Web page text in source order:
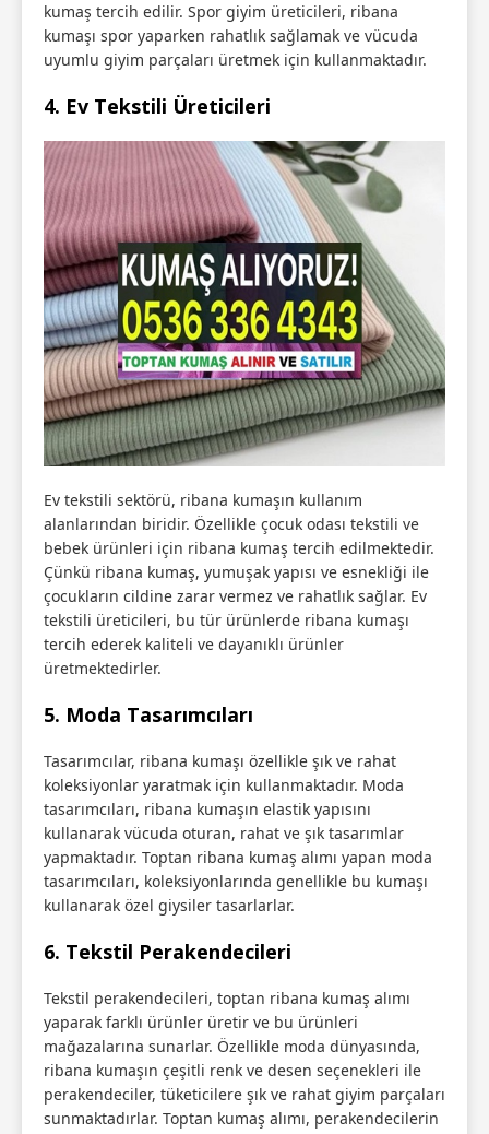
kumaş tercih edilir. Spor giyim üreticileri, ribana
kumaşı spor yaparken rahatlık sağlamak ve vücuda
uyumlu giyim parçaları üretmek için kullanmaktadır.
4. Ev Tekstili Üreticileri
Ev tekstili sektörü, ribana kumaşın kullanım
alanlarından biridir. Özellikle çocuk odası tekstili ve
bebek ürünleri için ribana kumaş tercih edilmektedir.
Çünkü ribana kumaş, yumuşak yapısı ve esnekliği ile
çocukların cildine zarar vermez ve rahatlık sağlar. Ev
tekstili üreticileri, bu tür ürünlerde ribana kumaşı
tercih ederek kaliteli ve dayanıklı ürünler
üretmektedirler.
5. Moda Tasarımcıları
Tasarımcılar, ribana kumaşı özellikle şık ve rahat
koleksiyonlar yaratmak için kullanmaktadır. Moda
tasarımcıları, ribana kumaşın elastik yapısını
kullanarak vücuda oturan, rahat ve şık tasarımlar
yapmaktadır. Toptan ribana kumaş alımı yapan moda
tasarımcıları, koleksiyonlarında genellikle bu kumaşı
kullanarak özel giysiler tasarlarlar.
6. Tekstil Perakendecileri
Tekstil perakendecileri, toptan ribana kumaş alımı
yaparak farklı ürünler üretir ve bu ürünleri
mağazalarına sunarlar. Özellikle moda dünyasında,
ribana kumaşın çeşitli renk ve desen seçenekleri ile
perakendeciler, tüketicilere şık ve rahat giyim parçaları
sunmaktadırlar. Toptan kumaş alımı, perakendecilerin